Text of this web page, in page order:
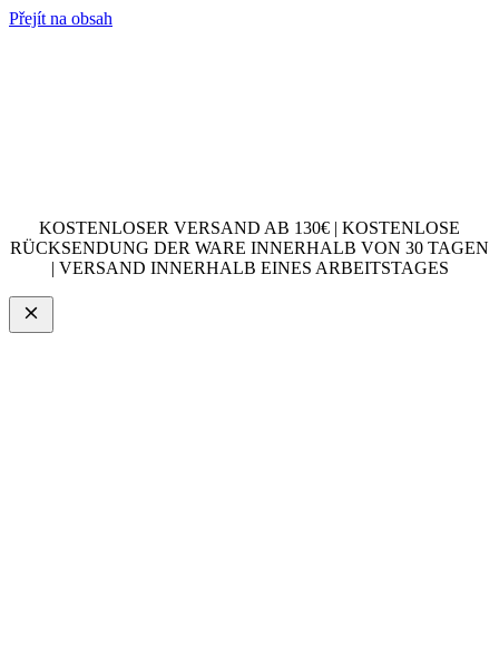
Přejít na obsah
KOSTENLOSER VERSAND AB 130€ | KOSTENLOSE
RÜCKSENDUNG DER WARE INNERHALB VON 30 TAGEN
| VERSAND INNERHALB EINES ARBEITSTAGES